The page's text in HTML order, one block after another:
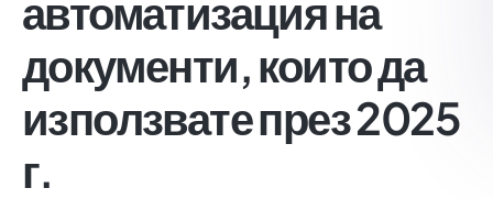
автоматизация на
документи, които да
използвате през 2025
г.